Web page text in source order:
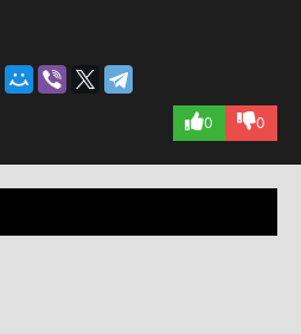
0 0